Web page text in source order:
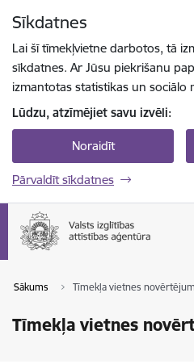
Sīkdatnes
Lai šī tīmekļvietne darbotos, tā
sīkdatnes. Ar Jūsu piekrišanu
izmantotas statistikas un sociālo
Lūdzu, atzīmējiet savu izvēli:
Noraidīt
Pārvaldīt sīkdatnes
Sākums Tīmekļa vietnes
Tīmekļa vietnes